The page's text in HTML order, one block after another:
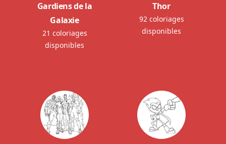
Gardiens de la
Galaxie
21 coloriages
disponibles
Thor
92 coloriages
disponibles